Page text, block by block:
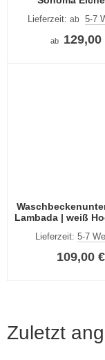
Lieferzeit: ab 5-7
ab 129,00
Lambada | weiß
Lieferzeit: 5-7
109,00 €
Zuletzt